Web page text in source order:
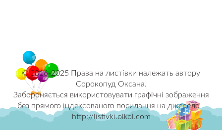
© 2016-2025 Права на листівки належать автору
Сорокопуд Оксана.
Забороняється використовувати графічні зображення
без прямого індексованого посилання на джерело -
http://listivki.olkol.com